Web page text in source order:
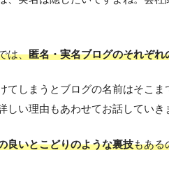
は、匿名・実名ブログのそれぞ
てしまうとブログの名前はそこま
しい理由もあわせてお話していき
良いとこどりのような裏技もある